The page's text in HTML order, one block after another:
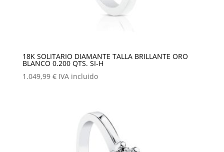
18K SOLITARIO DIAMANTE TALLA BRILLANTE ORO
BLANCO 0.200 QTS. SI-H
1.049,99 € IVA incluido